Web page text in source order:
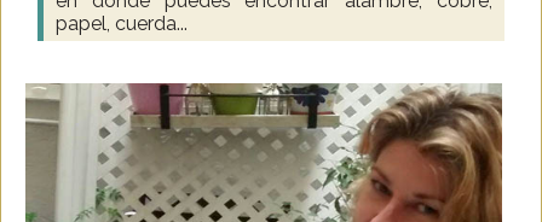
papel, cuerda...